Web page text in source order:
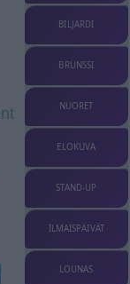
Telegram
BILJARDI
BRUNSSI
NUORET
ELOKUVA
STAND-UP
ILMAISPÄIVÄT
LOUNAS